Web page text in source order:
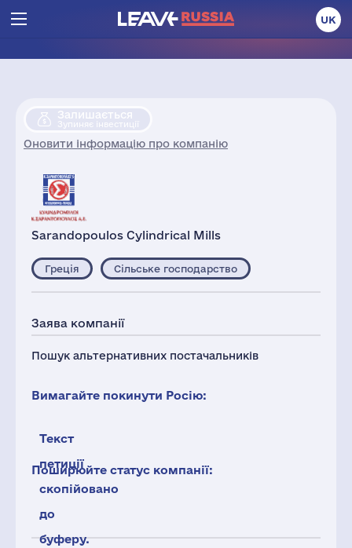
UK
Залишається
Зупиняє інвестиції
Оновити інформацію про компанію
Sarandopoulos Cylindrical Mills
Греція Сільське господарство
Заява компанії
Пошук альтернативних постачальників
Вимагайте покинути Росію:
Текст
петиції
скопійовано
до
буферу.
Поширюйте статус компанії: